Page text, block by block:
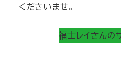
くださいませ。
福士レイさんの